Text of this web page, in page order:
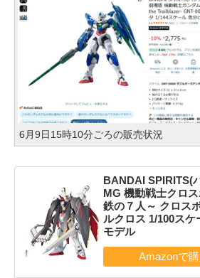
6月9日15時10分ごろの販売状況
BANDAI SPIRITS(
MG 機動戦士クロ
鉄の７人～ クロス
ルクロス 1/100ス
モデル